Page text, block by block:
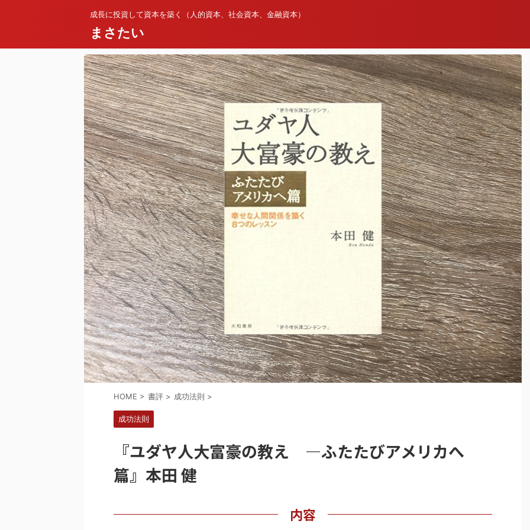
成長に投資して資本を築く（人的資本、社会資本、金融資本）
まさたい
HOME > 書評 > 成功法則 >
成功法則
『ユダヤ人大富豪の教え ―ふたたびアメリカへ
篇』本田 健
内容